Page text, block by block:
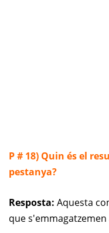
P # 18) Quin és el
pestanya?
Resposta: Aquesta
que